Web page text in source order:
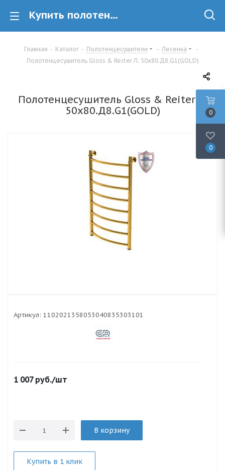
Купить полотенцесушитель лесенка Gloss & Reiter Gloss & Reiter Л. 50х80.Д8.G1(GOLD) в Минске
Главная - Каталог - Полотенцесушители - Лесенка
-
Полотенцесушитель Gloss & Reiter Л. 50х80.Д8.G1(GOLD)
Полотенцесушитель Gloss & Reiter Л.
50х80.Д8.G1(GOLD)
Артикул: 1102021358053040835303101
1 007руб./шт
В корзину
Купить в 1 клик
0
0